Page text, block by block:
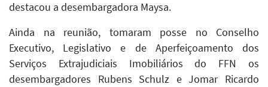
destacou a desembargadora Maysa.
Ainda na reunião, tomaram posse no Conselho
Executivo, Legislativo e de Aperfeiçoamento dos
Serviços Extrajudiciais Imobiliários do FFN os
desembargadores Rubens Schulz e Jomar Ricardo